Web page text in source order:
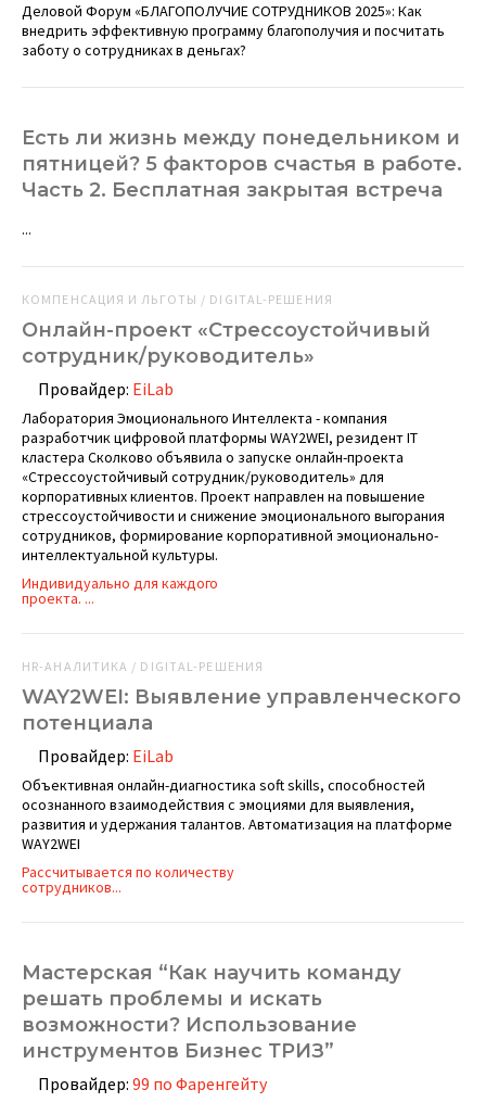
Деловой Форум «БЛАГОПОЛУЧИЕ СОТРУДНИКОВ 2025»: Как
внедрить эффективную программу благополучия и посчитать
заботу о сотрудниках в деньгах?
Есть ли жизнь между понедельником и
пятницей? 5 факторов счастья в работе.
Часть 2. Бесплатная закрытая встреча
...
КОМПЕНСАЦИЯ И ЛЬГОТЫ / DIGITAL-РЕШЕНИЯ
Онлайн-проект «Стрессоустойчивый
сотрудник/руководитель»
Провайдер: EiLab
Лаборатория Эмоционального Интеллекта - компания
разработчик цифровой платформы WAY2WEI, резидент IT
кластера Сколково объявила о запуске онлайн-проекта
«Стрессоустойчивый сотрудник/руководитель» для
корпоративных клиентов. Проект направлен на повышение
стрессоустойчивости и снижение эмоционального выгорания
сотрудников, формирование корпоративной эмоционально-
интеллектуальной культуры.
Индивидуально для каждого
проекта. ...
HR-АНАЛИТИКА / DIGITAL-РЕШЕНИЯ
WAY2WEI: Выявление управленческого
потенциала
Провайдер: EiLab
Объективная онлайн-диагностика soft skills, способностей
осознанного взаимодействия с эмоциями для выявления,
развития и удержания талантов. Автоматизация на платформе
WAY2WEI
Рассчитывается по количеству
сотрудников...
Мастерская “Как научить команду
решать проблемы и искать
возможности? Использование
инструментов Бизнес ТРИЗ”
Провайдер: 99 по Фаренгейту